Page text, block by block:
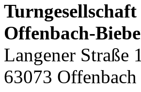
Turngesellschaft
Offenbach-
Langener Straße
63073